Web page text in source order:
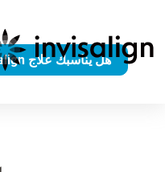
هل يناسبك علاج Invisalign؟